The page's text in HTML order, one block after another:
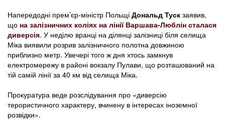
Напередодні прем’єр-міністр Польщі Дональд Туск заявив,
що на залізничних коліях на лінії Варшава-Люблін сталася
диверсія. У неділю вранці на ділянці залізниці біля селища
Міка виявили розрив залізничного полотна довжиною
приблизно метр. Увечері того ж дня хтось замкнув
електромережу в районі вокзалу Пулави, що розташований на
тій самій лінії за 40 км від селища Міка.
Прокуратура веде розслідування про «диверсію
терористичного характеру, вчинену в інтересах іноземної
розвідки».